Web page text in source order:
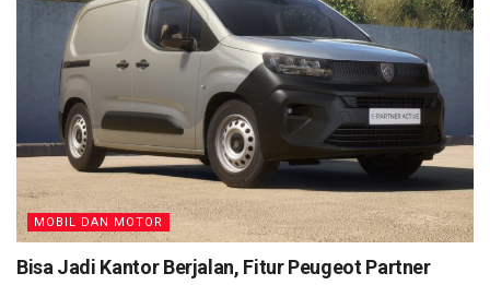
MOBIL DAN MOTOR
Bisa Jadi Kantor Berjalan, Fitur Peugeot Partner